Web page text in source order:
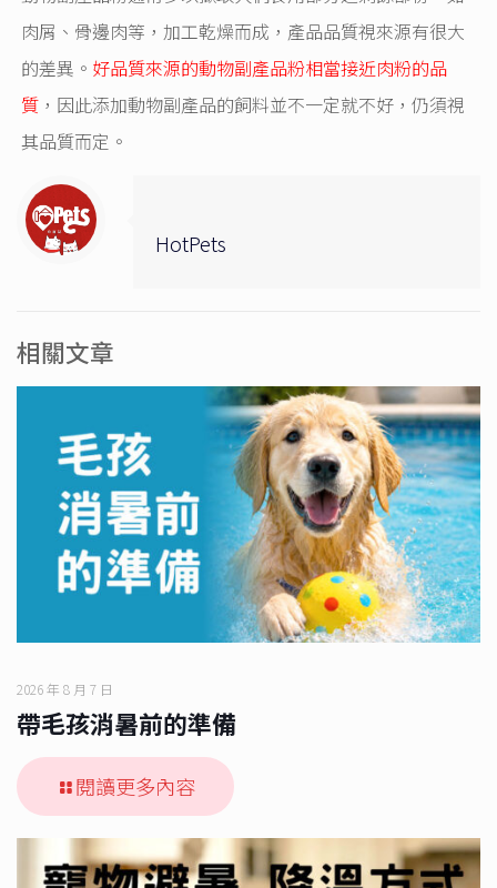
肉屑、骨邊肉等，加工乾燥而成，產品品質視來源有很大
的差異。 好品質來源的動物副產品粉相當接近肉粉的品
質 ，因此添加動物副產品的飼料並不一定就不好，仍須視
其品質而定。
HotPets
相關文章
2026 年 8 月 7 日
帶毛孩消暑前的準備
閱讀更多內容